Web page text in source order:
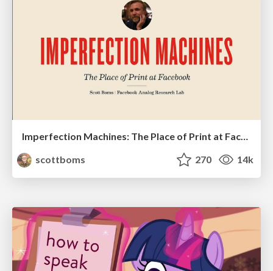
Imperfection Machines: The Place of Print at Facebook
scottboms
270 14k